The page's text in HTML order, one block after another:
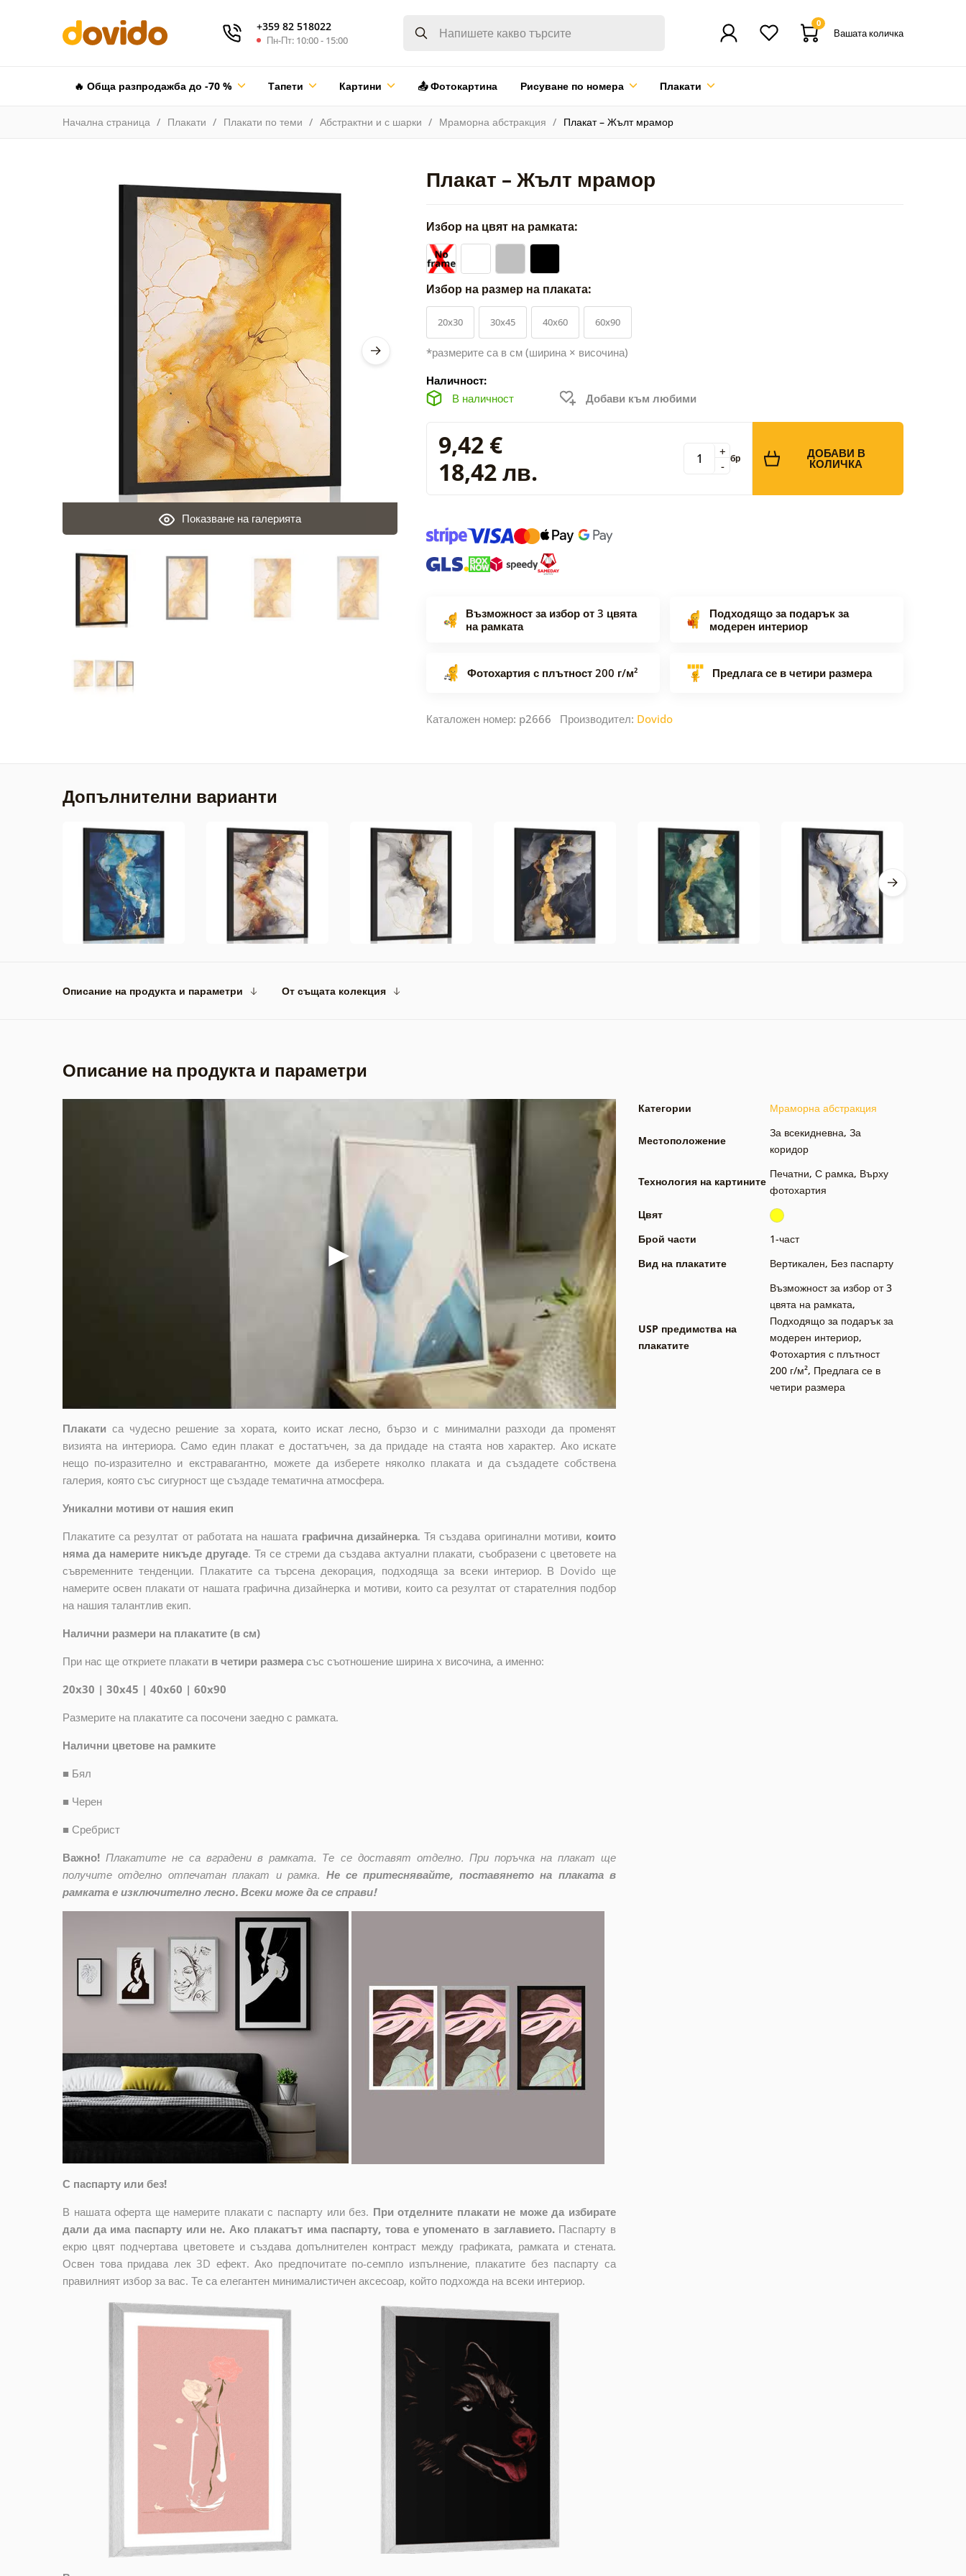
+359 82 518022
Пн-Пт: 10:00 - 15:00
0
Вашата количка
🔥 Обща разпродажба до -70 % Тапети Картини 📤 Фотокартина Рисуване по номера Плакати
Начална страница Плакати Плакати по теми Абстрактни и с шарки Мраморна абстракция Плакат – Жълт мрамор
Плакат – Жълт мрамор
Показване на галерията
Избор на цвят на рамката:
Избор на размер на плаката:
20x30 30x45 40x60 60x90
*размерите са в см (ширина × височина)
Наличност:
В наличност
Добави към любими
9,42 €
18,42 лв.
-
+ бр ДОБАВИ В
КОЛИЧКА
Възможност за избор от 3 цвята
на рамката
Подходящо за подарък за
модерен интериор
Фотохартия с плътност 200 г/м² Предлага се в четири размера
Каталожен номер: p2666 Производител: Dovido
Допълнителни варианти
Описание на продукта и параметри От същата колекция
Описание на продукта и параметри
Плакати са чудесно решение за хората, които искат лесно, бързо и с минимални разходи да променят
визията на интериора. Само един плакат е достатъчен, за да придаде на стаята нов характер. Ако искате
нещо по-изразително и екстравагантно, можете да изберете няколко плаката и да създадете собствена
галерия, която със сигурност ще създаде тематична атмосфера.
Уникални мотиви от нашия екип
Плакатите са резултат от работата на нашата графична дизайнерка. Тя създава оригинални мотиви, които
няма да намерите никъде другаде. Тя се стреми да създава актуални плакати, съобразени с цветовете на
съвременните тенденции. Плакатите са търсена декорация, подходяща за всеки интериор. В Dovido ще
намерите освен плакати от нашата графична дизайнерка и мотиви, които са резултат от старателния подбор
на нашия талантлив екип.
Налични размери на плакатите (в см)
При нас ще откриете плакати в четири размера със съотношение ширина x височина, а именно:
20x30 | 30x45 | 40x60 | 60x90
Размерите на плакатите са посочени заедно с рамката.
Налични цветове на рамките
■ Бял
■ Черен
■ Сребрист
Важно! Плакатите не са вградени в рамката. Те се доставят отделно. При поръчка на плакат ще
получите отделно отпечатан плакат и рамка. Не се притеснявайте, поставянето на плаката в
рамката е изключително лесно. Всеки може да се справи!
С паспарту или без!
В нашата оферта ще намерите плакати с паспарту или без. При отделните плакати не може да избирате
дали да има паспарту или не. Ако плакатът има паспарту, това е упоменато в заглавието. Паспарту в
екрю цвят подчертава цветовете и създава допълнителен контраст между графиката, рамката и стената.
Освен това придава лек 3D ефект. Ако предпочитате по-семпло изпълнение, плакатите без паспарту са
правилният избор за вас. Те са елегантен минималистичен аксесоар, който подхожда на всеки интериор.
Категории Мраморна абстракция
Местоположение
За всекидневна, За
коридор
Технология на картините
Печатни, С рамка, Върху
фотохартия
Цвят
Брой части
1-част
Вид на плакатите
Вертикален, Без паспарту
USP предимства на
плакатите
Възможност за избор от 3
цвята на рамката,
Подходящо за подарък за
модерен интериор,
Фотохартия с плътност
200 г/м², Предлага се в
четири размера